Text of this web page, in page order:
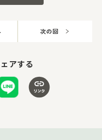
次の回
アする